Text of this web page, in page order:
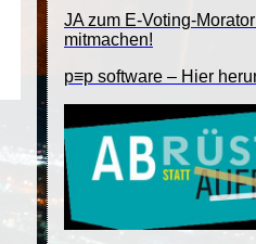
JA zum E-Voting-
mitmachen!
p≡p software – Hier